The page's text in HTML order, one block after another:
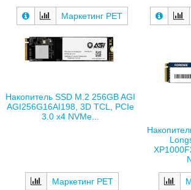
Маркетинг РЕТ
Накопитель SSD M.2 256GB AGI
AGI256G16AI198, 3D TCL, PCIe
3.0 x4 NVMe...
Маркетинг РЕТ